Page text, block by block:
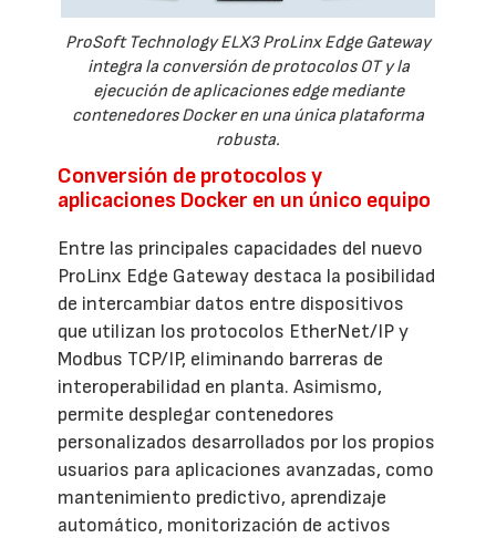
ProSoft Technology ELX3 ProLinx Edge Gateway
integra la conversión de protocolos OT y la
ejecución de aplicaciones edge mediante
contenedores Docker en una única plataforma
robusta.
Conversión de protocolos y
aplicaciones Docker en un único equipo
Entre las principales capacidades del nuevo
ProLinx Edge Gateway destaca la posibilidad
de intercambiar datos entre dispositivos
que utilizan los protocolos EtherNet/IP y
Modbus TCP/IP, eliminando barreras de
interoperabilidad en planta. Asimismo,
permite desplegar contenedores
personalizados desarrollados por los propios
usuarios para aplicaciones avanzadas, como
mantenimiento predictivo, aprendizaje
automático, monitorización de activos